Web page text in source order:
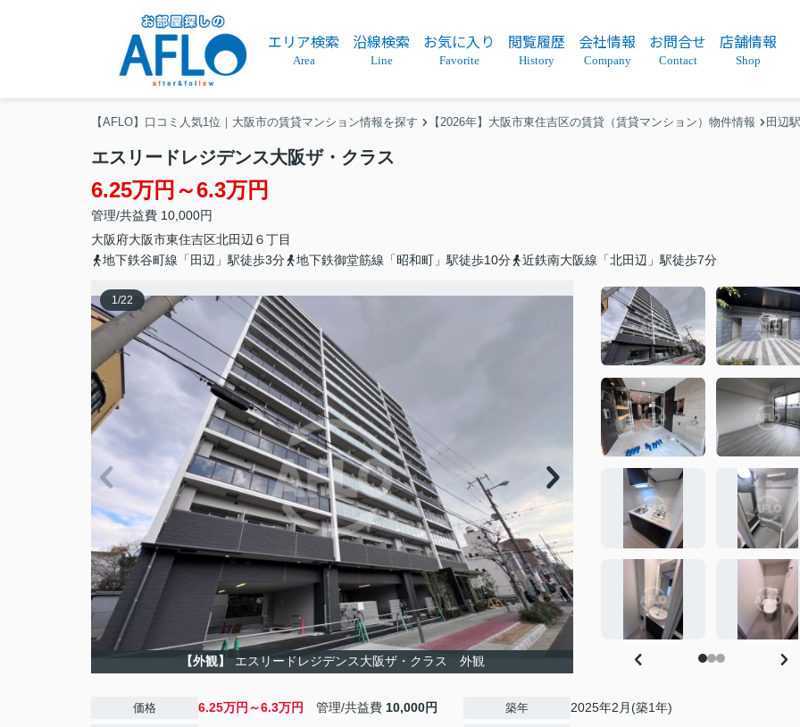
エリア検索
Area
沿線検索
Line
お気に入り
Favorite
閲覧履歴
History
会社情報
Company
お問合せ
Contact
店舗情報
Shop
【AFLO】口コミ人気1位｜大阪市の賃貸マンション情報を探す 【2026年】大阪市東住吉区の賃貸（賃貸マンション）物件情報 田辺駅
エスリードレジデンス大阪ザ・クラス
6.25万円～6.3万円
管理/共益費 10,000円
大阪府大阪市東住吉区北田辺 ６丁目
地下鉄谷町線「田辺」駅徒歩3分
地下鉄御堂筋線「昭和町」駅徒歩10分 近鉄南大阪線「北田辺」駅徒歩7分
1/22
【外観】 エスリードレジデンス大阪ザ・クラス 外観
価格 6.25万円～6.3万円 管理/共益費 10,000円 築年 2025年2月(築1年)